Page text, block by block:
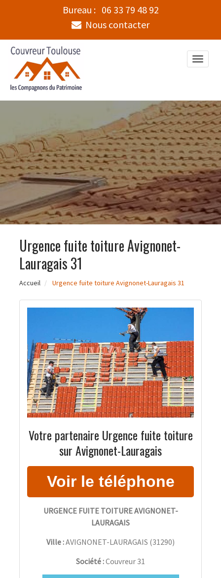
Bureau : 06 33 79 48 92
Nous contacter
Toggle
Urgence fuite toiture Avignonet-
Lauragais 31
Accueil Urgence fuite toiture Avignonet-Lauragais 31
Votre partenaire Urgence fuite toiture
sur Avignonet-Lauragais
URGENCE FUITE TOITURE AVIGNONET-
LAURAGAIS
Ville :AVIGNONET-LAURAGAIS (31290)
Société :Couvreur 31